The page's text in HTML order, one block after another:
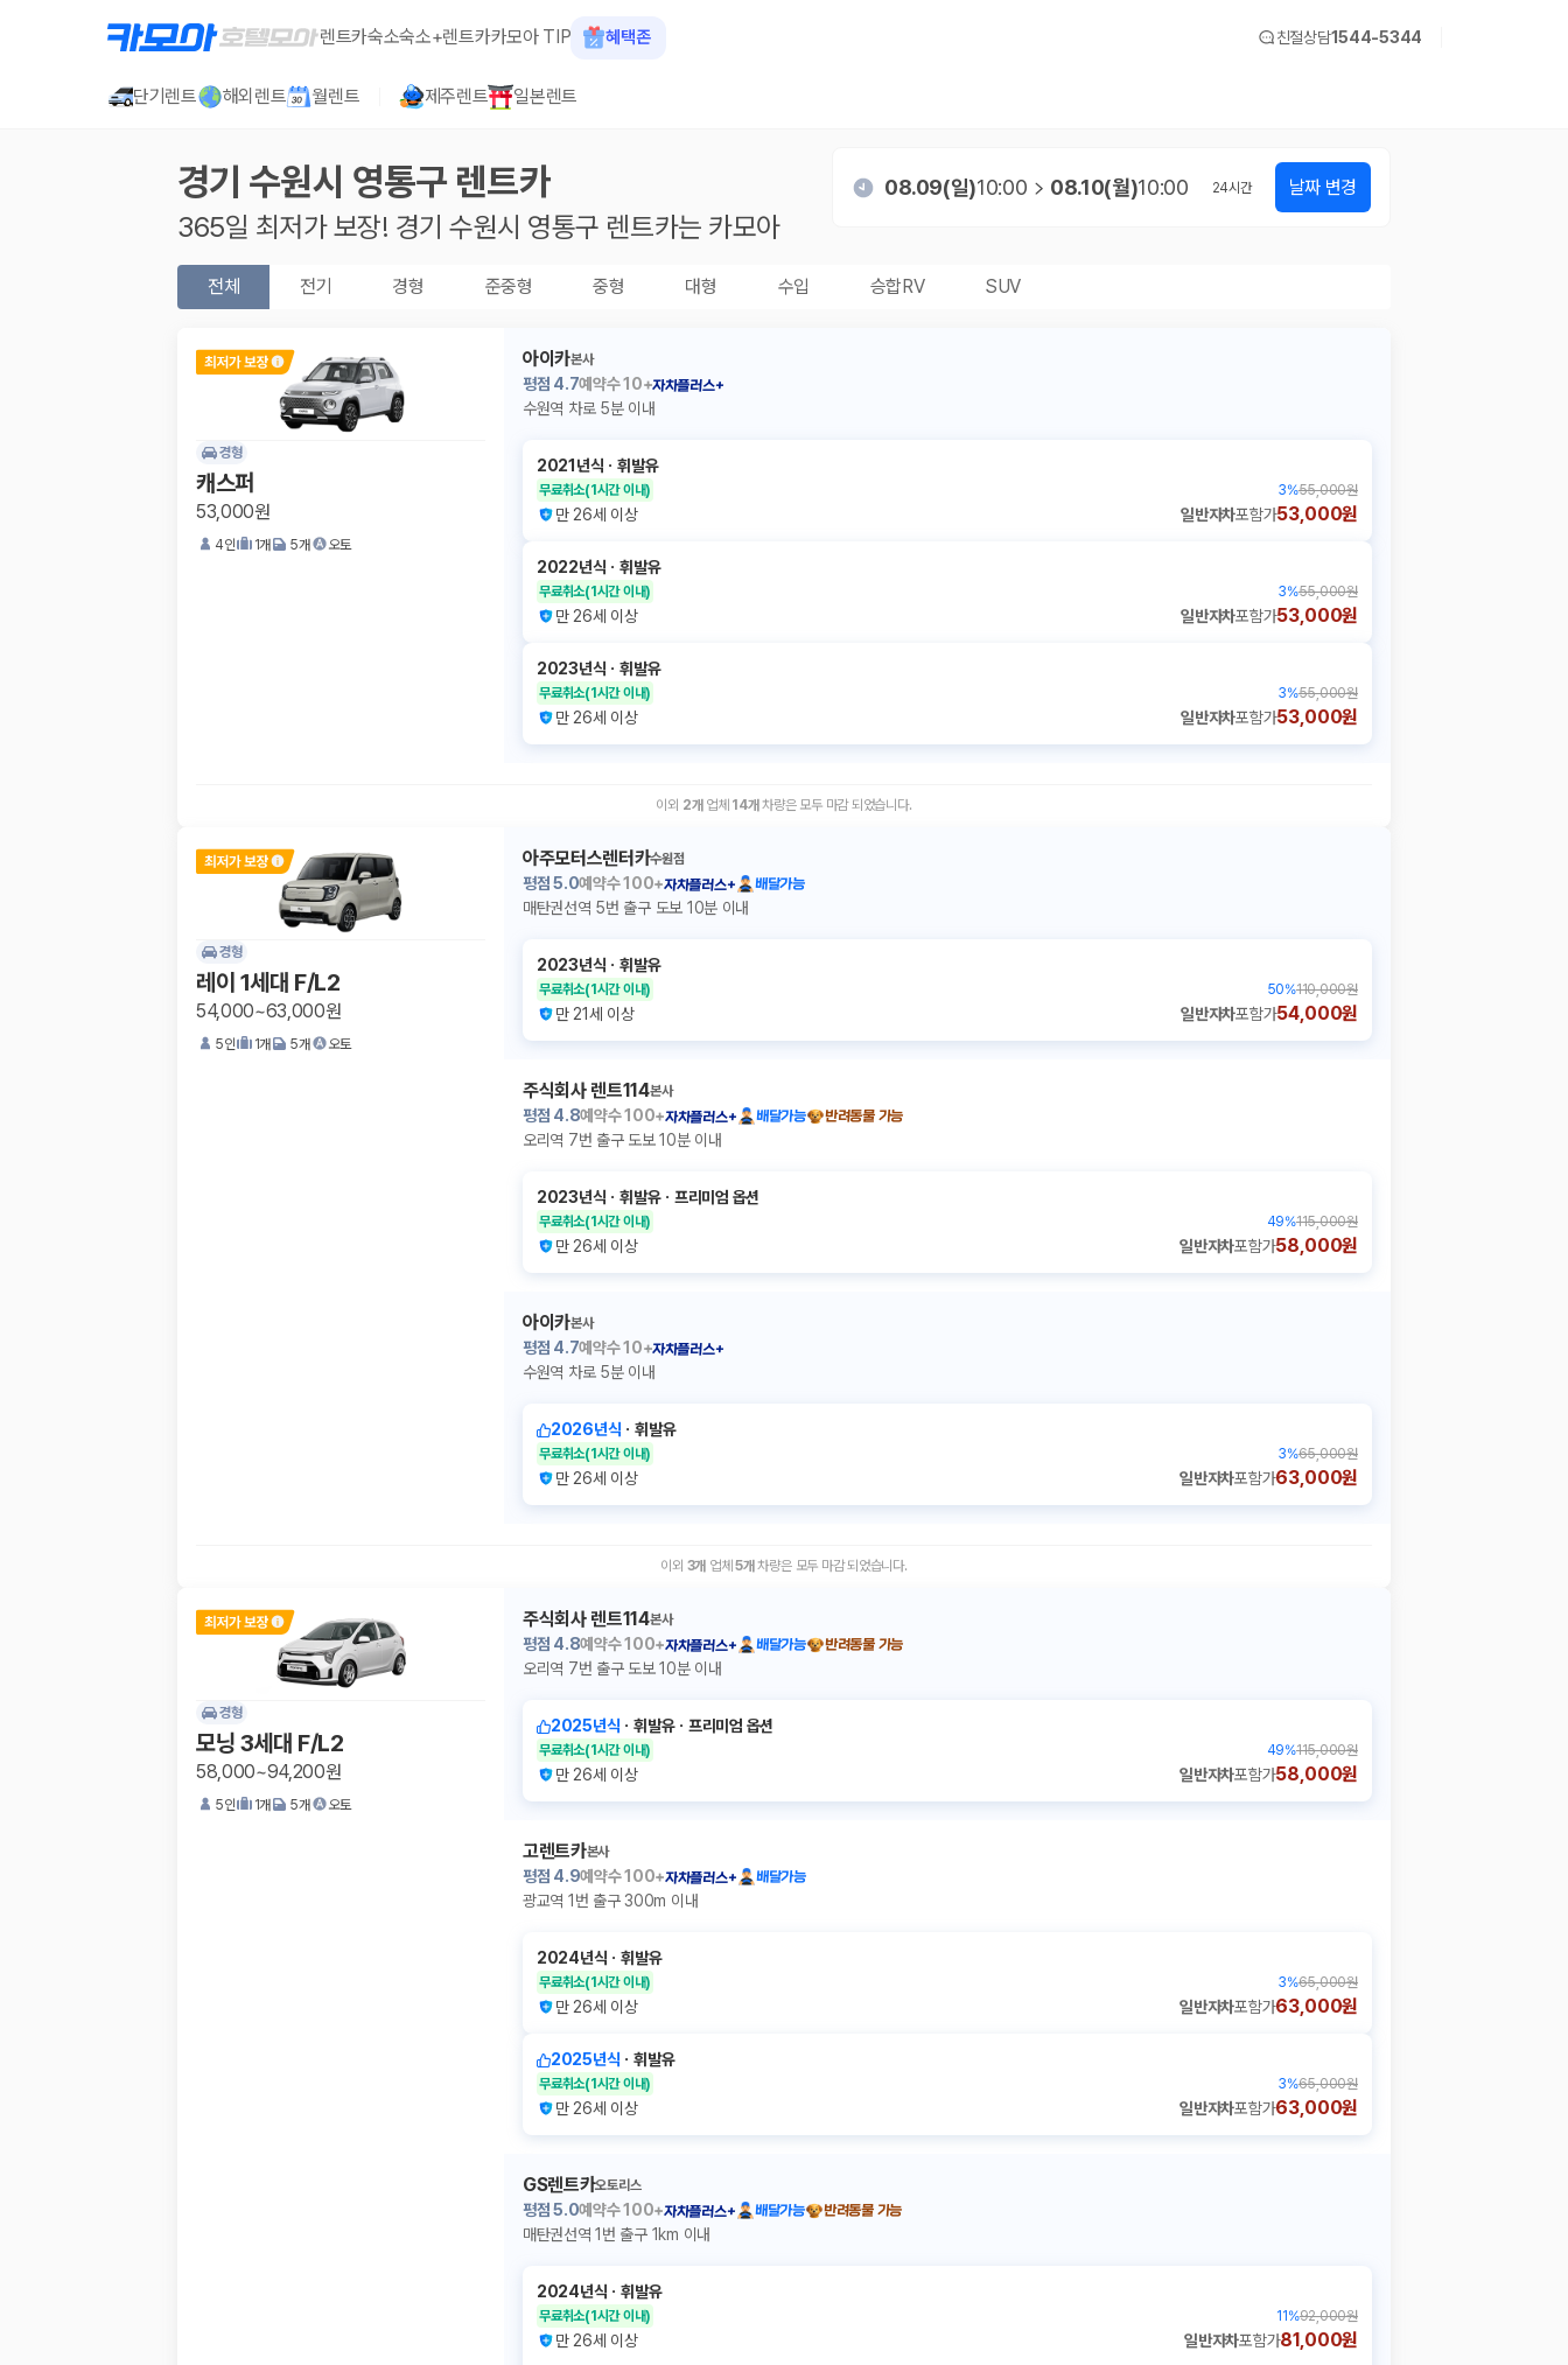
렌트카숙소숙소+렌트카카모아 TIP 혜택존 친절상담1544-5344
단기렌트 해외렌트 월렌트 제주렌트 일본렌트
경기 수원시 영통구 렌트카
365일 최저가 보장! 경기 수원시 영통구 렌트카는 카모아
08.09(일)10:00 08.10(월)10:00 24시간 날짜 변경
전체 전기 경형 준중형 중형 대형 수입 승합RV SUV
경형
캐스퍼
53,000원
4인 1개 5개 오토
아이카본사
평점 4.7예약수10+자차플러스+
수원역 차로 5분 이내
2021년식 ㆍ휘발유
무료취소(1시간 이내) 3%55,000원
만 26세 이상 일반자차포함가53,000원
2022년식 ㆍ휘발유
무료취소(1시간 이내) 3%55,000원
만 26세 이상 일반자차포함가53,000원
2023년식 ㆍ휘발유
무료취소(1시간 이내) 3%55,000원
만 26세 이상 일반자차포함가53,000원
이외 2개 업체 14개 차량은 모두 마감 되었습니다.
경형
레이 1세대 F/L2
54,000~63,000원
5인 1개 5개 오토
아주모터스렌터카수원점
평점5.0예약수100+자차플러스+ 배달가능
매탄권선역 5번 출구 도보 10분 이내
2023년식 ㆍ휘발유
무료취소(1시간 이내) 50%110,000원
만 21세 이상 일반자차포함가54,000원
주식회사 렌트114본사
평점 4.8예약수100+자차플러스+ 배달가능 반려동물 가능
오리역 7번 출구 도보 10분 이내
2023년식 ㆍ휘발유ㆍ 프리미엄 옵션
무료취소(1시간 이내) 49%115,000원
만 26세 이상 일반자차포함가58,000원
아이카본사
평점 4.7예약수10+자차플러스+
수원역 차로 5분 이내
2026년식 ㆍ휘발유
무료취소(1시간 이내) 3%65,000원
만 26세 이상 일반자차포함가63,000원
이외 3개 업체5개 차량은 모두 마감 되었습니다.
경형
모닝 3세대 F/L2
58,000~94,200원
5인 1개 5개 오토
주식회사 렌트114본사
평점 4.8예약수100+자차플러스+ 배달가능 반려동물 가능
오리역 7번 출구 도보 10분 이내
2025년식 ㆍ휘발유ㆍ 프리미엄 옵션
무료취소(1시간 이내) 49%115,000원
만 26세 이상 일반자차포함가58,000원
고렌트카본사
평점 4.9예약수100+자차플러스+ 배달가능
광교역 1번 출구 300m 이내
2024년식 ㆍ휘발유
무료취소(1시간 이내) 3%65,000원
만 26세 이상 일반자차포함가63,000원
2025년식 ㆍ휘발유
무료취소(1시간 이내) 3%65,000원
만 26세 이상 일반자차포함가63,000원
GS렌트카오토리스
평점5.0예약수100+자차플러스+ 배달가능 반려동물 가능
매탄권선역 1번 출구 1km 이내
2024년식 ㆍ휘발유
무료취소(1시간 이내) 11 %92,000원
만 26세 이상 일반자차포함가81,000원